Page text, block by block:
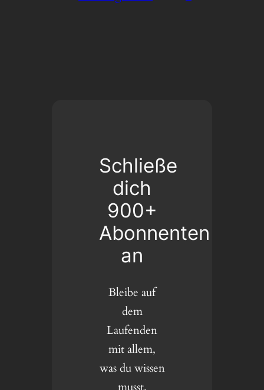
Schließe
dich
900+
Abonnenten
an
Bleibe auf
dem
Laufenden
mit allem,
was du wissen
musst.